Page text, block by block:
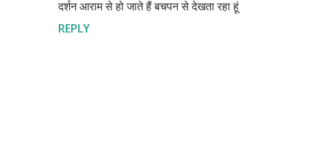
दर्शन आराम से हो जाते हैं बचपन से देखता रहा हूं
REPLY